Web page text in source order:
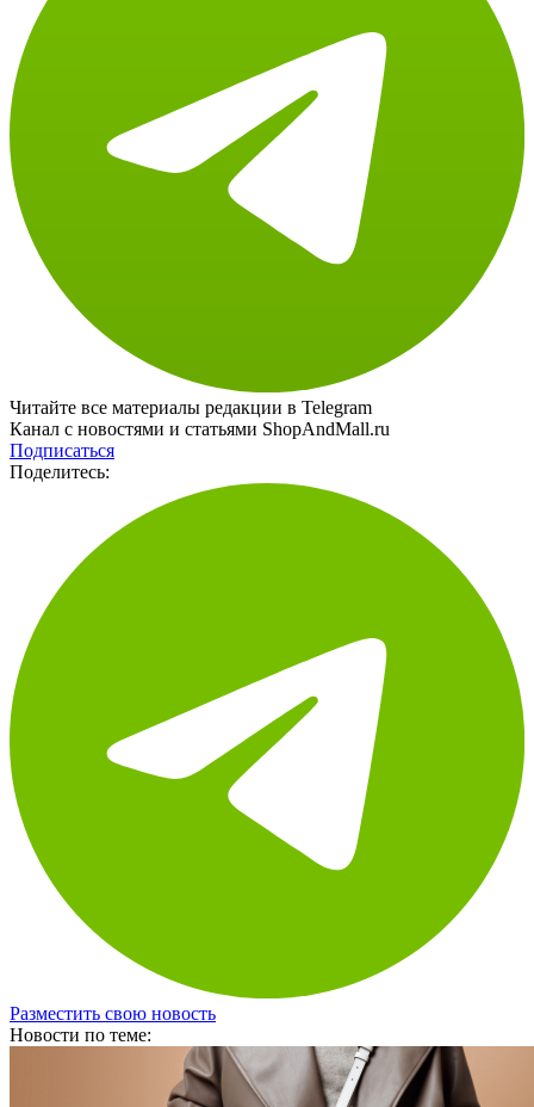
Читайте все материалы редакции в Telegram
Канал с новостями и статьями ShopAndMall.ru
Подписаться
Поделитесь:
Разместить свою новость
Новости по теме: